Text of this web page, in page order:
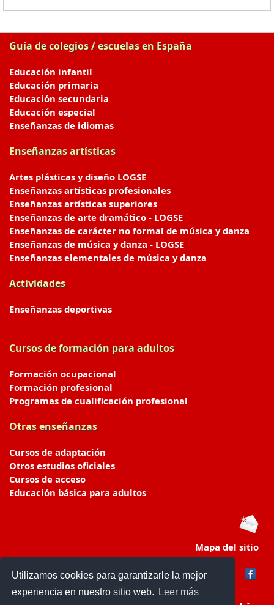
Utilizamos cookies para garantizarle la mejor
experiencia en nuestro sitio web.
Leer más
Guía de colegios / escuelas en España
Educación infantil
Educación primaria
Educación secundaria
Educación especial
Enseñanzas de idiomas
Enseñanzas artísticas
Artes plásticas y diseño LOGSE
Enseñanzas artísticas profesionales
Enseñanzas artísticas superiores
Enseñanzas de arte dramático - LOGSE
Enseñanzas de carácter no formal de música y danza
Enseñanzas de música y danza - LOGSE
Enseñanzas elementales de música y danza
Actividades
Enseñanzas deportivas
Cursos de formación para adultos
Formación ocupacional
Formación profesional
Programas de cualificación profesional
Otras enseñanzas
Cursos de adaptación
Otros estudios oficiales
Cursos de acceso
Educación básica para adultos
Mapa del sitio